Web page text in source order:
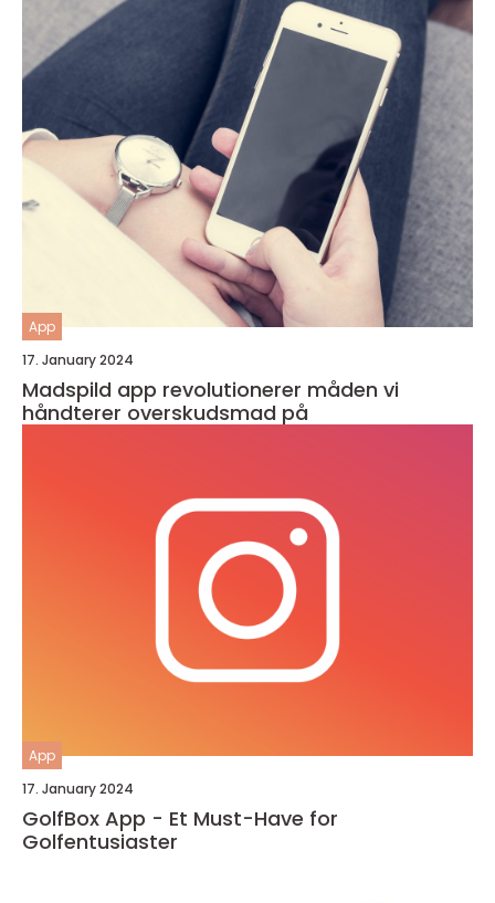
App
17. January 2024
Madspild app revolutionerer måden vi
håndterer overskudsmad på
App
17. January 2024
GolfBox App - Et Must-Have for
Golfentusiaster